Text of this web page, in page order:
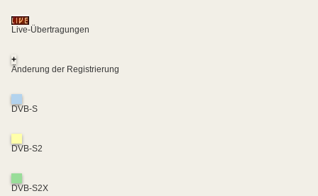
Live-Übertragungen
+
Änderung der Registrierung
DVB-S
DVB-S2
DVB-S2X